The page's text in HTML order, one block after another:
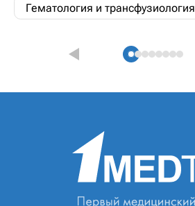
Гематология и трансфузиология